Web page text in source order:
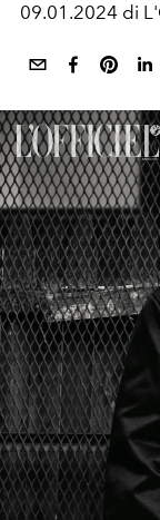
09.01.2024 di